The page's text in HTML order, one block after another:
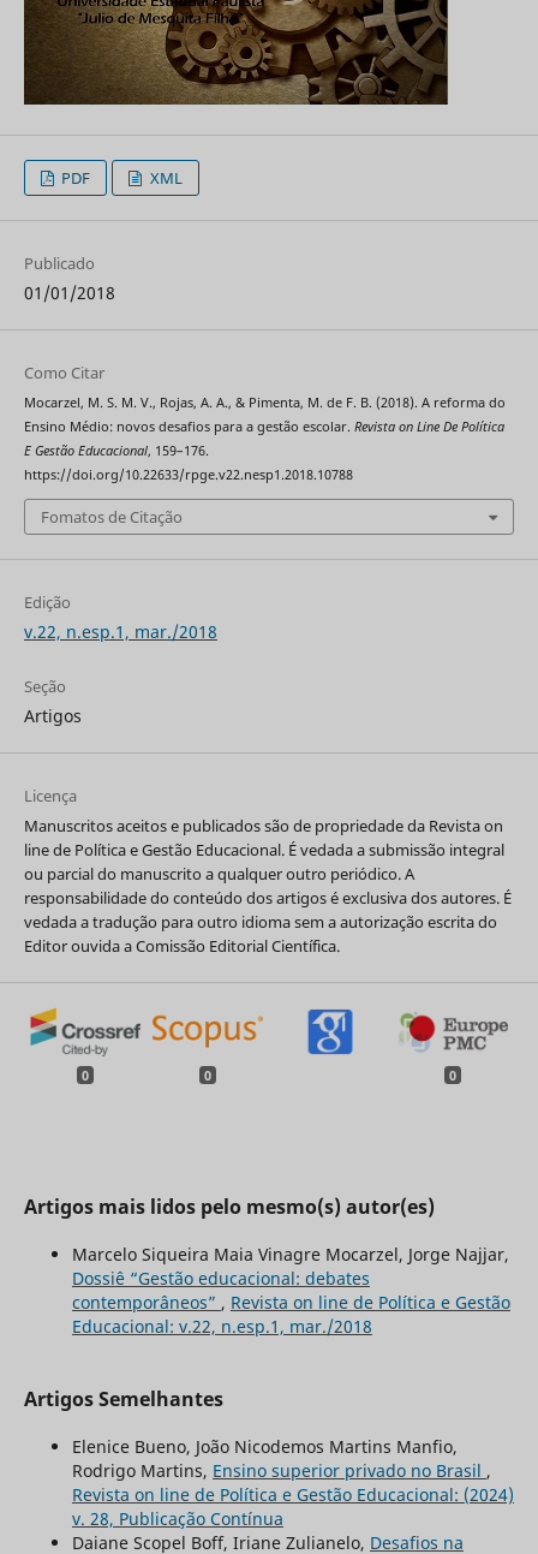
PDF XML
Publicado
01/01/2018
Como Citar
Mocarzel, M. S. M. V., Rojas, A. A., & Pimenta, M. de F. B. (2018). A reforma do
Ensino Médio: novos desafios para a gestão escolar. Revista on Line De Política
E Gestão Educacional, 159–176.
https://doi.org/10.22633/rpge.v22.nesp1.2018.10788
Fomatos de Citação
Edição
v.22, n.esp.1, mar./2018
Seção
Artigos
Licença
Manuscritos aceitos e publicados são de propriedade da Revista on
line de Política e Gestão Educacional. É vedada a submissão integral
ou parcial do manuscrito a qualquer outro periódico. A
responsabilidade do conteúdo dos artigos é exclusiva dos autores. É
vedada a tradução para outro idioma sem a autorização escrita do
Editor ouvida a Comissão Editorial Científica.
0 0 0
Artigos mais lidos pelo mesmo(s) autor(es)
Marcelo Siqueira Maia Vinagre Mocarzel, Jorge Najjar,
Dossiê “Gestão educacional: debates
contemporâneos” , Revista on line de Política e Gestão
Educacional: v.22, n.esp.1, mar./2018
Artigos Semelhantes
Elenice Bueno, João Nicodemos Martins Manfio,
Rodrigo Martins, Ensino superior privado no Brasil ,
Revista on line de Política e Gestão Educacional: (2024)
v. 28, Publicação Contínua
Daiane Scopel Boff, Iriane Zulianelo, Desafios na